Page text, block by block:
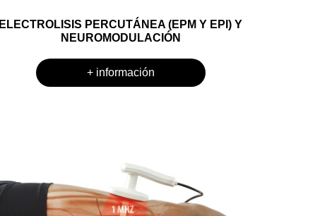
ELECTROLISIS PERCUTÁNEA (EPM Y EPI) Y
NEUROMODULACIÓN
+ información